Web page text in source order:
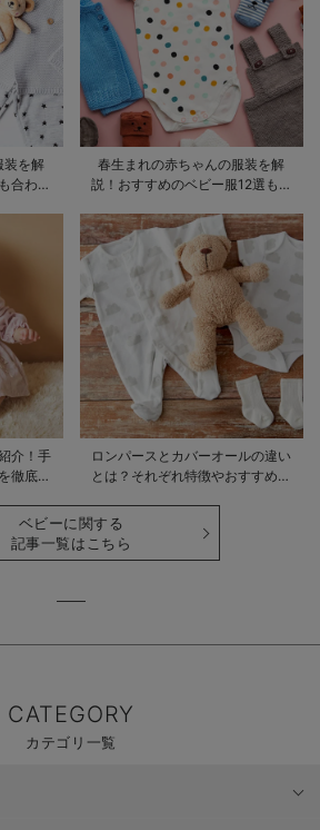
装を解
合わせ
春生まれの赤ちゃんの服装を解
説！おすすめのベビー服12選も合
介！手
徹底解
ロンパースとカバーオールの違い
とは？それぞれ特徴やおすすめ商
ベビーに関する
記事一覧はこちら
CATEGORY
カテゴリ一覧